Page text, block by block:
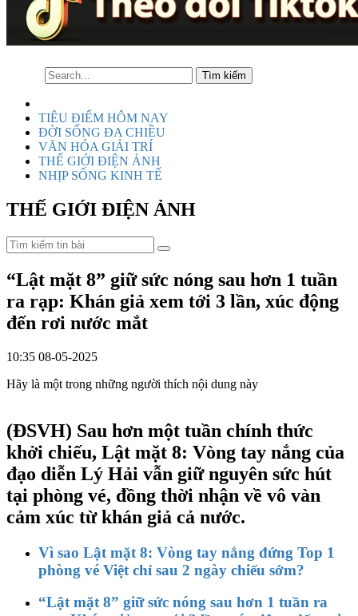
TIÊU ĐIỂM HÔM NAY
ĐỜI SỐNG ĐA CHIỀU
VĂN HÓA GIẢI TRÍ
THẾ GIỚI ĐIỆN ẢNH
NHỊP SỐNG KINH TẾ
THẾ GIỚI ĐIỆN ẢNH
“Lật mặt 8” giữ sức nóng sau hơn 1 tuần
ra rạp: Khán giả xem tới 3 lần, xúc động
đến rơi nước mắt
10:35 08-05-2025
Hãy là một trong những người thích nội dung này
(ĐSVH) Sau hơn một tuần chính thức
khởi chiếu, Lật mặt 8: Vòng tay nắng của
đạo diễn Lý Hải vẫn giữ nguyên sức hút
tại phòng vé, đồng thời nhận về vô vàn
cảm xúc từ khán giả cả nước.
Vì sao Lật mặt 8: Vòng tay nắng đứng Top 1
phòng vé Việt chỉ sau 2 ngày chiếu sớm?
“Lật mặt 8” giữ sức nóng sau hơn 1 tuần ra